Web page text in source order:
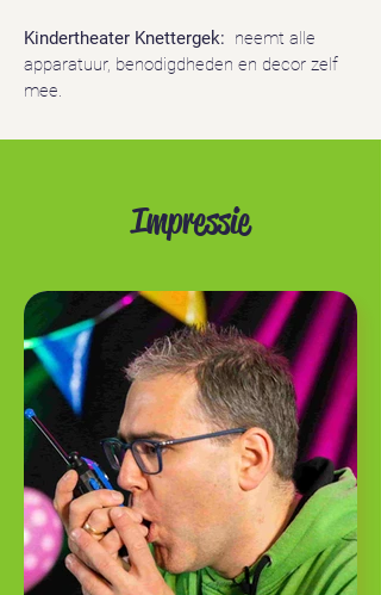
Kindertheater Knettergek: neemt alle
apparatuur, benodigdheden en decor zelf
mee.
Impressie